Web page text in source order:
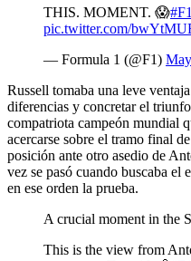
THIS. MOMENT. 😱
pic.twitter.com/
— Formula 1 (@F1)
Russell tomaba una leve
diferencias y concretar el
compatriota campeón mundial
acercarse sobre el tramo final
posición ante otro asedio de
vez se pasó cuando buscaba el
en ese orden la prueba.
A crucial moment in the
This is the view from